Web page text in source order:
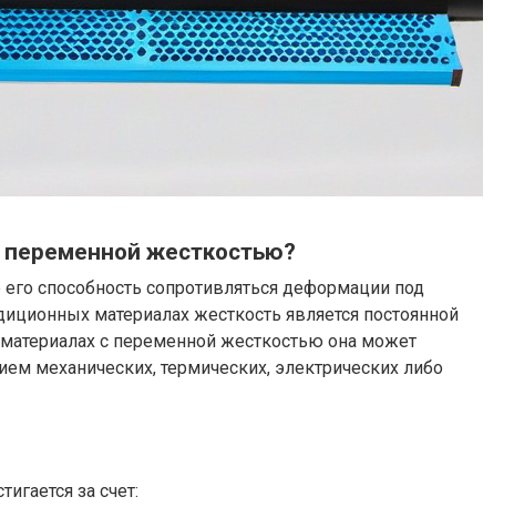
жесткостью?
способность сопротивляться деформации под
материалах жесткость является постоянной
материалах с переменной жесткостью она может
механических, термических, электрических либо
за счет: